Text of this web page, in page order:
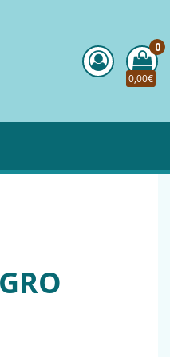
0
0,00€